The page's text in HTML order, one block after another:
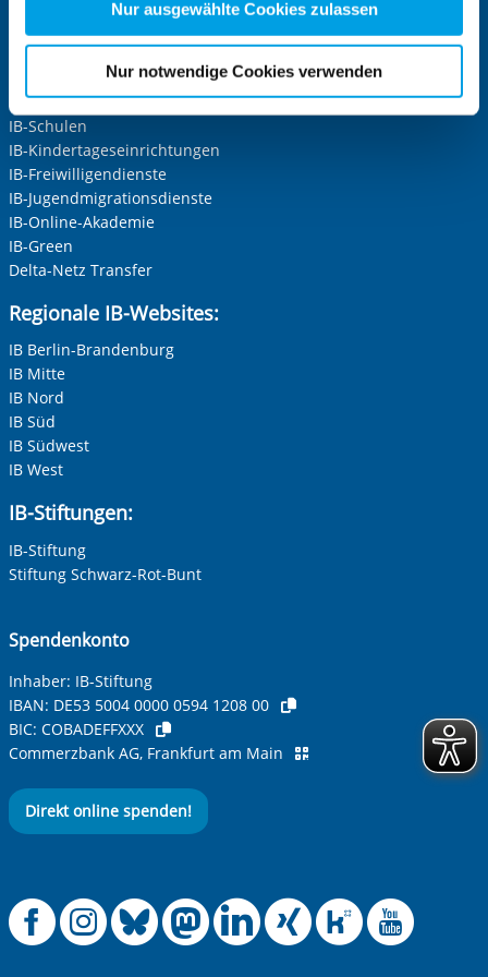
Zwecke entscheiden und Ihre erteilte Einwilligung stets
für die Zukunft widerrufen. Bitte beachten Sie: Ihre
Cookies, die erforderlich zur Bereitstellung der von Ihnen
aufgerufenen und somit gewünschten Website-
Funktionen sind. Diese Cookies setzen wir aufgrund
berechtigter Interessen und daher unabhängig von einer
Einwilligung.
Nur ausgewählte Cookies zulassen
Nur notwendige Cookies verwenden
Zentrale IB-Websites:
Die Internationale Arbeit des IB
IB-Personalentwicklung
IB-Schulen
IB-Kindertageseinrichtungen
IB-Freiwilligendienste
IB-Jugendmigrationsdienste
IB-Online-Akademie
IB-Green
Delta-Netz Transfer
Regionale IB-Websites:
IB Berlin-Brandenburg
IB Mitte
IB Nord
IB Süd
IB Südwest
IB West
IB-Stiftungen:
IB-Stiftung
Stiftung Schwarz-Rot-Bunt
Spendenkonto
Inhaber: IB-Stiftung
IBAN: DE53 5004 0000 0594 1208 00
BIC: COBADEFFXXX
Commerzbank AG, Frankfurt am Main
Direkt online spenden!
Offizielle
Offizielle
Offizielle
Offizielle
Offizielle